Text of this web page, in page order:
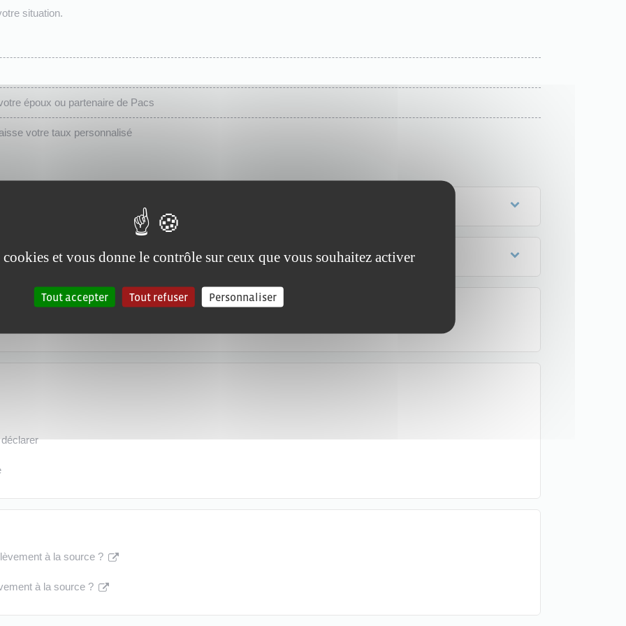
situation.
époux ou partenaire de Pacs
votre taux personnalisé
à la source ?
à la source ?
et vous donne le contrôle sur ceux que vous souhaitez activer
Tout accepter Tout refuser Personnaliser